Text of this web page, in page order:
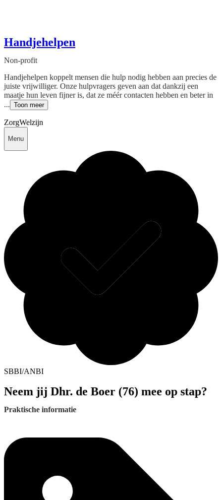
Handjehelpen
Non-profit
Handjehelpen koppelt mensen die hulp nodig hebben aan precies de
juiste vrijwilliger. Onze hulpvragers geven aan dat dankzij een
maatje hun leven fijner is, dat ze méér contacten hebben en beter in
... Toon meer
ZorgWelzijn
Menu
SBBI/ANBI
Neem jij Dhr. de Boer (76) mee op stap?
Praktische informatie